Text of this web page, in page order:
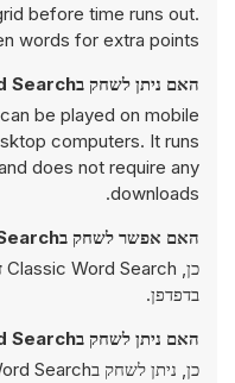
before time runs out.
words for extra points.
האם ניתן לשחק בClassic Word Search במובייל?
be played on mobile
computers. It runs
does not require any
downloads.
האם אפשר לשחק בClassic Word Search בחינם?
בדפדפן.
האם ניתן לשחק בClassic Word Search במצב מסך מלא?